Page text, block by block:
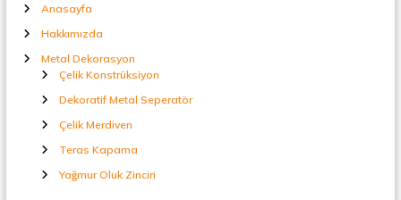
Anasayfa
Hakkımızda
Metal Dekorasyon
Çelik Konstrüksiyon
Dekoratif Metal Seperatör
Çelik Merdiven
Teras Kapama
Yağmur Oluk Zinciri